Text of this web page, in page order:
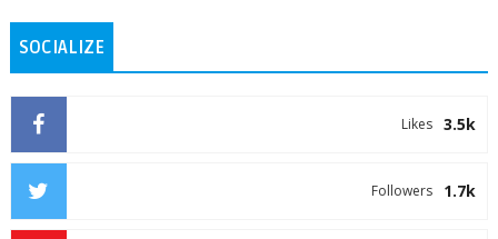
SOCIALIZE
3.5k
Likes
1.7k
Followers